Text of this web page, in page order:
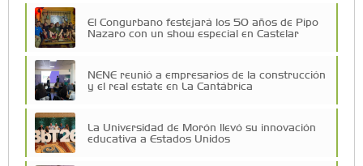
El Congurbano festejará los 50 años de Pipo
Nazaro con un show especial en Castelar
NENE reunió a empresarios de la construcción
y el real estate en La Cantábrica
La Universidad de Morón llevó su innovación
educativa a Estados Unidos